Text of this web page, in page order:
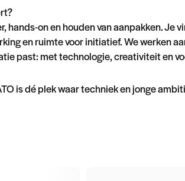
hands-on en houden van aanpakken. Je
en ruimte voor initiatief. We werken
past: met technologie, creativiteit en
is dé plek waar techniek en jonge